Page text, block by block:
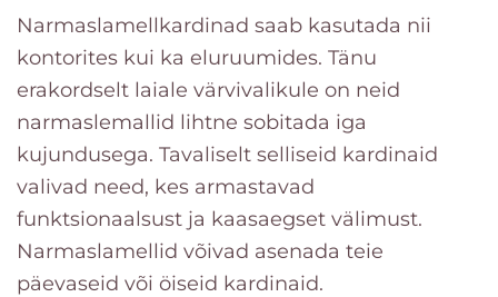
Rulood ÖÖ-PÄEV
Minirulood ÖÖ-PÄEV
Pakettaknaruloo
Minirulood
Alt ülespoole reguleeritavad rulood
Ribakardinad
Püstlamellkardinad
Topelt plisseeritud rulood
Vaba riputamine
Katuseakende jaoks
Plisseeritud rulood MAX
Plisseeritud terrassi katus
Tavalised päeva-öö kassettrulood
Rulood DN Standard
Minirulood ÖÖ-PÄEV
Kassettrulood
Rulookardinad standard
Rulood Standard
Minirulood
Puidust rulood (25mm)
Puidust rulood (50mm)
Horisontaalsed rulood
alumiiniumist
Püstlamellkardinad
Putukavõrgu rulood
Putukavõrgu uksed
Narmaslamellkardinad saab kasutada nii
kontorites kui ka eluruumides. Tänu
erakordselt laiale värvivalikule on neid
narmaslemallid lihtne sobitada iga
kujundusega. Tavaliselt selliseid kardinaid
valivad need, kes armastavad
funktsionaalsust ja kaasaegset välimust.
Narmaslamellid võivad asenada teie
päevaseid või öiseid kardinaid.